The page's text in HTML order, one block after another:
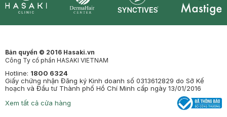
Bản quyền © 2016 Hasaki.vn
Công Ty cổ phần HASAKI VIETNAM
Hotline: 1800 6324
Giấy chứng nhận Đăng ký Kinh doanh số 0313612829 do Sở Kế
hoạch và Đầu tư Thành phố Hồ Chí Minh cấp ngày 13/01/2016
Xem tất cả cửa hàng